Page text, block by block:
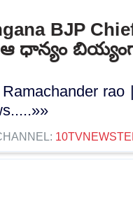
BJP
ఆ ధాన్యం
Ramachander